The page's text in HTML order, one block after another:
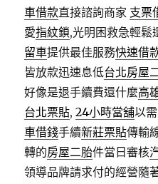
車借款直接諮詢商家 支票
愛指紋鎖,光明困救急輕鬆
留車提供最佳服務快速借
皆放款迅速息低台北房屋
好像是退手續費還什麼高
台北票貼,24小時當舖以
車借錢手續新莊票貼傳輸
轉的房屋二胎件當日審核
領導品牌請求付的經營隨